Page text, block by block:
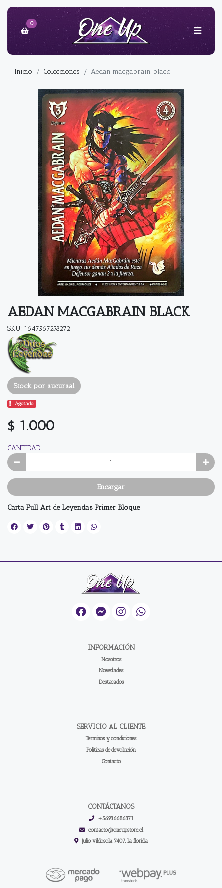
0
Inicio Colecciones Aedan macgabrain black
AEDAN MACGABRAIN BLACK
SKU: 1647567278272
Stock por sucursal
Agotado.
$ 1.000
CANTIDAD
Encargar
Carta Full Art de Leyendas Primer Bloque
INFORMACIÓN
Nosotros
Novedades
Destacados
SERVICIO AL CLIENTE
Terminos y condiciones
Políticas de devolución
Contacto
CONTÁCTANOS
+56936686371
contacto@oneupstore.cl
Julio vildosola 7407, la florida